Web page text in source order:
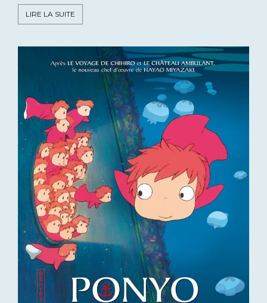
LIRE LA SUITE